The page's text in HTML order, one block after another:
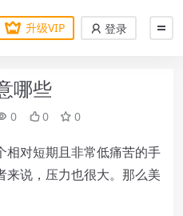
升级VIP 登录
哪些
0 0 0
对短期且非常低痛苦的手
来说，压力也很大。那么美